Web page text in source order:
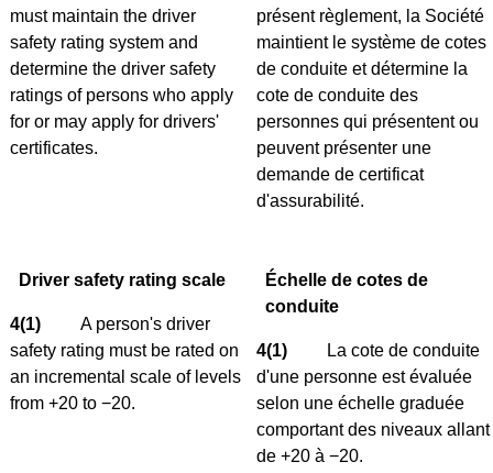
must maintain the driver
safety rating system and
determine the driver safety
ratings of persons who apply
for or may apply for drivers'
certificates.
présent règlement, la Société
maintient le système de cotes
de conduite et détermine la
cote de conduite des
personnes qui présentent ou
peuvent présenter une
demande de certificat
d'assurabilité.
Driver safety rating scale
4(1)
A person's driver
safety rating must be rated on
an incremental scale of levels
from +20 to −20.
Échelle de cotes de
conduite
4(1)
La cote de conduite
d'une personne est évaluée
selon une échelle graduée
comportant des niveaux allant
de +20 à −20.